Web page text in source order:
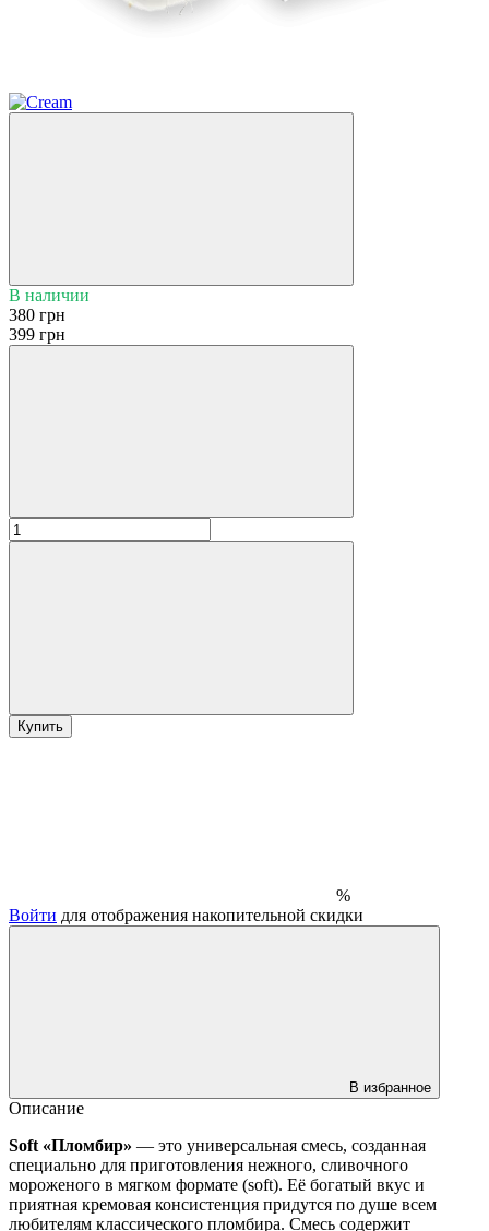
В наличии
380 грн
399 грн
Купить
%
Войти для отображения накопительной скидки
В избранное
Описание
Soft «Пломбир» — это универсальная смесь, созданная
специально для приготовления нежного, сливочного
мороженого в мягком формате (soft). Её богатый вкус и
приятная кремовая консистенция придутся по душе всем
любителям классического пломбира. Смесь содержит